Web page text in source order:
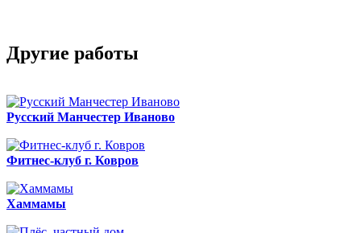
Другие работы
Русский Манчестер Иваново
Фитнес-клуб г. Ковров
Хаммамы